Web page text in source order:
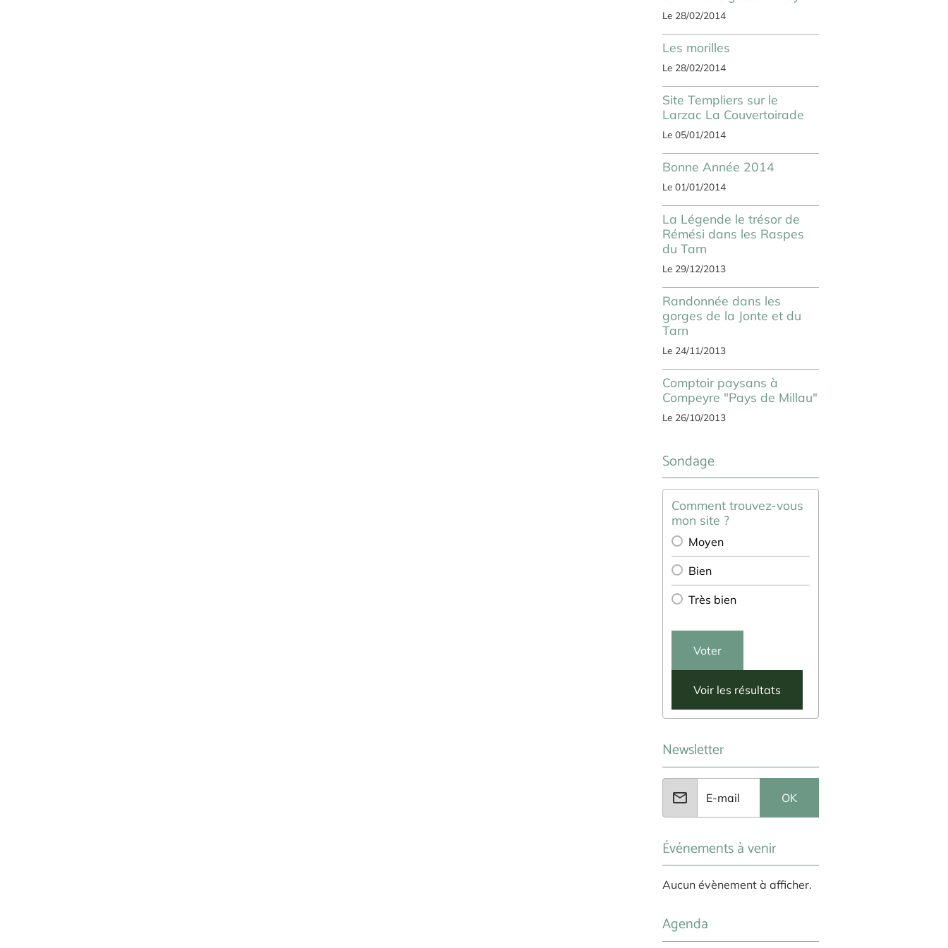
Le 28/02/2014
Les morilles
Le 28/02/2014
Site Templiers sur le
Larzac La Couvertoirade
Le 05/01/2014
Bonne Année 2014
Le 01/01/2014
La Légende le trésor de
Rémési dans les Raspes
du Tarn
Le 29/12/2013
Randonnée dans les
gorges de la Jonte et du
Tarn
Le 24/11/2013
Comptoir paysans à
Compeyre "Pays de Millau"
Le 26/10/2013
Sondage
Comment trouvez-vous
mon site ?
Moyen
Bien
Très bien
Voter
Voir les résultats
Newsletter
OK
Événements à venir
Aucun évènement à afficher.
Agenda